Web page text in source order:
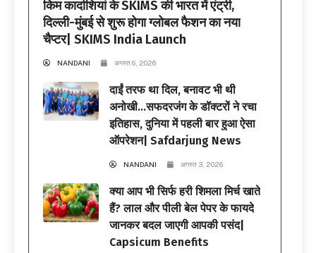
किम कार्दाशियां के SKIMS की भारत में एंट्री,
दिल्ली-मुंबई से शुरू होगा ग्लोबल फैशन का नया
चैप्टर| SKIMS India Launch
NANDANI अगस्त 6, 2026
दाईं तरफ था दिल, बनावट भी थी
अनोखी…सफदरजंग के डॉक्टरों ने रचा
इतिहास, दुनिया में पहली बार हुआ ऐसा
ऑपरेशन| Safdarjung News
NANDANI अगस्त 3, 2026
क्या आप भी सिर्फ हरी शिमला मिर्च खाते
हैं? लाल और पीली बेल पेपर के फायदे
जानकर बदल जाएगी आपकी पसंद|
Capsicum Benefits